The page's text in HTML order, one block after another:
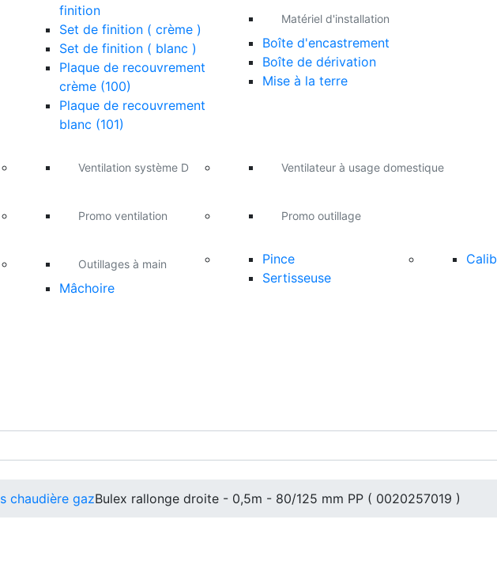
finition
Set de finition ( crème )
Set de finition ( blanc )
Plaque de recouvrement
crème (100)
Plaque de recouvrement
blanc (101)
Matériel d'installation
Boîte d'encastrement
Boîte de dérivation
Mise à la terre
Ventilation système D Ventilateur à usage domestique
Promo ventilation Promo outillage
Outillages à main
Mâchoire
Pince
Sertisseuse
chaudière gazBulex rallonge droite - 0,5m - 80/125 mm PP ( 0020257019 )